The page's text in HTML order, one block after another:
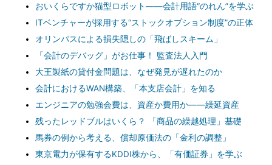
おいくらですか猫型ロボット――会計用語“のれん”を学ぶ
ITベンチャーが採用する“ストックオプション制度”の正体
オリンパスによる損失隠しの「飛ばしスキーム」
「会計のデバッグ」がお仕事！ 監査法人入門
大王製紙の貸付金問題は、なぜ発見が遅れたのか
会計におけるWAN構築、「本支店会計」を知る
エンジニアの勉強会費は、資産か費用か――繰延資産
残ったレッドブルはいくら？ 「商品の繰越処理」基礎
馬券の例から考える、償却原価法の「金利の調整」
東京電力が保有するKDDI株から、「有価証券」を学ぶ